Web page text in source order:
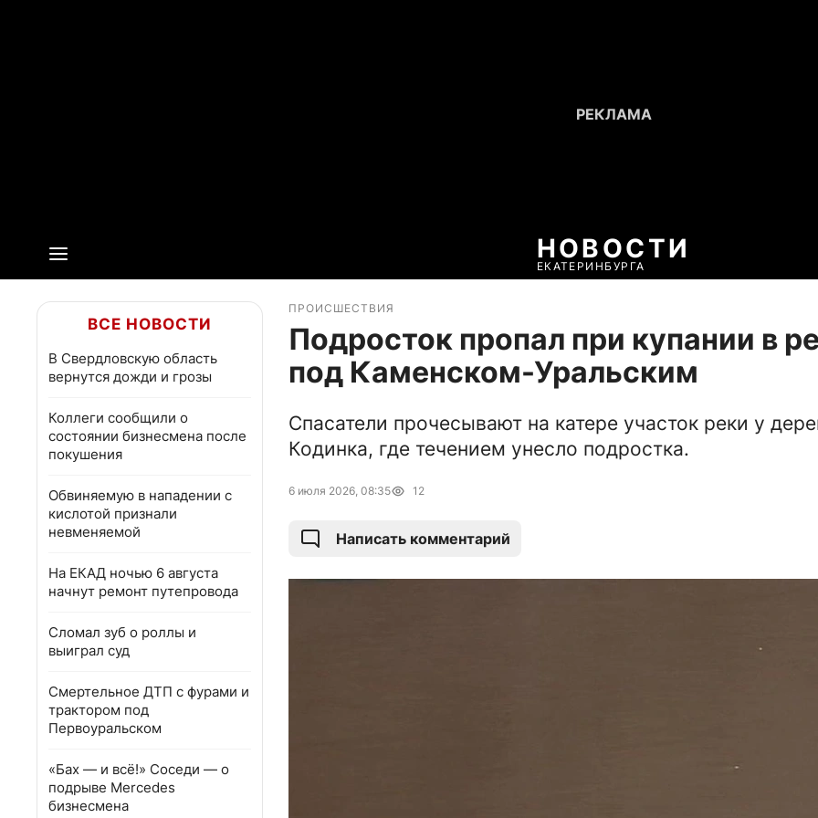
НОВОСТИ
ЕКАТЕРИНБУРГА
ВСЕ НОВОСТИ
В Свердловскую область
вернутся дожди и грозы
Коллеги сообщили о
состоянии бизнесмена после
покушения
Обвиняемую в нападении с
кислотой признали
невменяемой
На ЕКАД ночью 6 августа
начнут ремонт путепровода
Сломал зуб о роллы и
выиграл суд
Смертельное ДТП с фурами и
трактором под
Первоуральском
«Бах — и всё!» Соседи — о
подрыве Mercedes
бизнесмена
ПРОИСШЕСТВИЯ
Подросток пропал при купании в
под Каменском-Уральским
Спасатели прочесывают на катере участок реки у
Кодинка, где течением унесло подростка.
6 июля 2026, 08:35 12
Написать комментарий